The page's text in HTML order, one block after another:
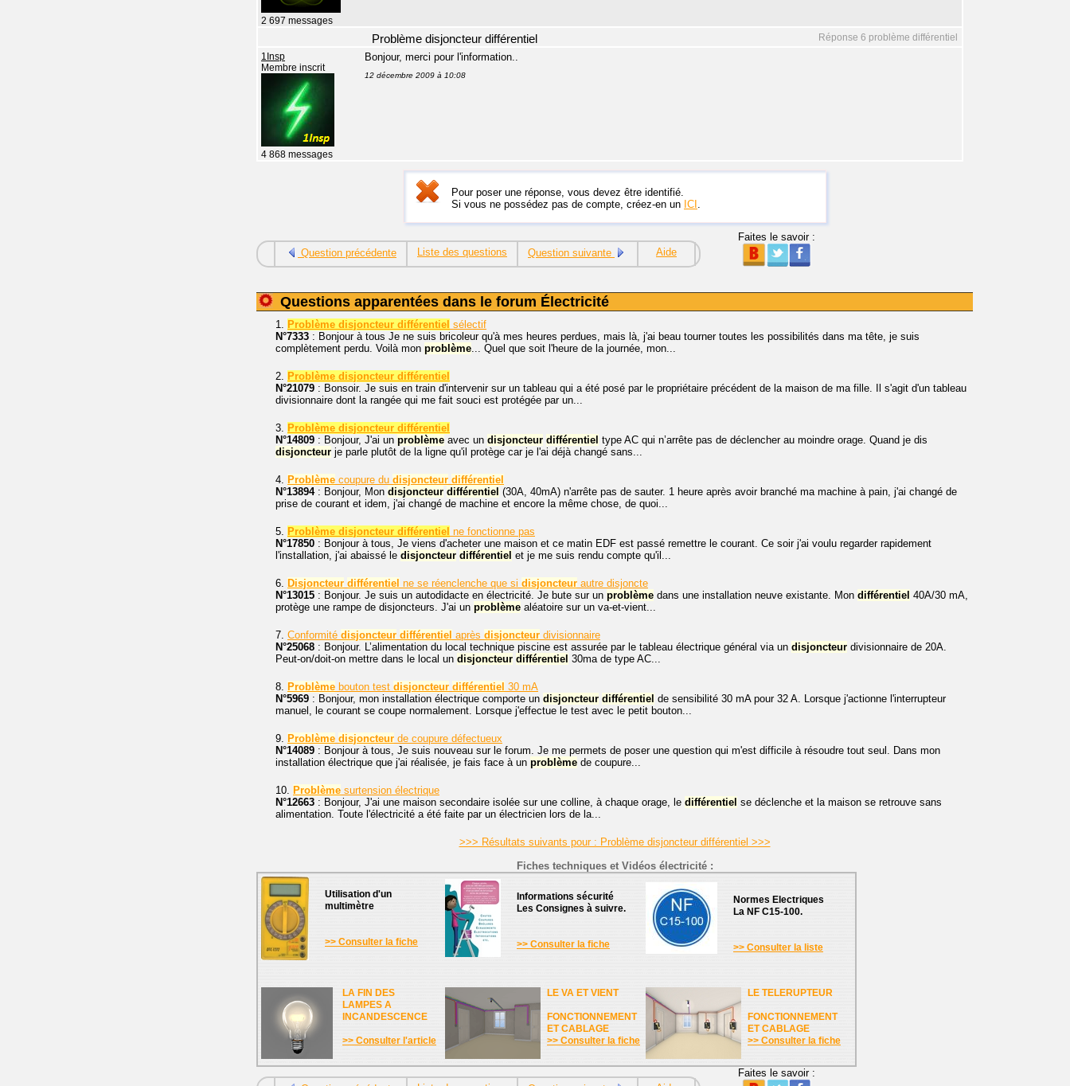
2 697 messages
Réponse 6 problème différentiel
Problème disjoncteur différentiel
1Insp
Membre inscrit
4 868 messages
Bonjour, merci pour l'information..
12 décembre 2009 à 10:08
Pour poser une réponse, vous devez être identifié.
Si vous ne possédez pas de compte, créez-en un ICI
Question précédente Liste des questions Question suivante Aide
Faites le savoir :
Questions apparentées dans le forum Électricité
1. Problème disjoncteur différentiel sélectif
N°7333 : Bonjour à tous Je ne suis bricoleur qu'à mes heures perdues, mais là, j'ai beau tourner toutes les possibilités dans ma tête, je suis
complètement perdu. Voilà mon problème ... Quel que soit l'heure de la journée, mon...
2.
Problème disjoncteur différentiel
N°21079 : Bonsoir. Je suis en train d'intervenir sur un tableau qui a été posé par le propriétaire précédent de la maison de ma fille. Il s'agit d'un tableau
divisionnaire dont la rangée qui me fait souci est protégée par un...
3.
Problème disjoncteur différentiel
N°14809 : Bonjour, J'ai un problème avec un disjoncteur différentiel type AC qui n’arrête pas de déclencher au moindre orage. Quand je dis
disjoncteur je parle plutôt de la ligne qu'il protège car je l'ai déjà changé sans...
4. Problème coupure du disjoncteur différentiel
N°13894: Bonjour, Mon disjoncteur différentiel (30A, 40mA) n'arrête pas de sauter. 1 heure après avoir branché ma machine à pain, j'ai changé de
prise de courant et idem, j'ai changé de machine et encore la même chose, de quoi...
5. Problème disjoncteur différentiel ne fonctionne pas
N°17850 : Bonjour à tous, Je viens d'acheter une maison et ce matin EDF est passé remettre le courant. Ce soir j'ai voulu regarder rapidement
l'installation, j'ai abaissé le disjoncteur différentiel et je me suis rendu compte qu'il...
6. Disjoncteur différentiel ne se réenclenche que si disjoncteur autre disjoncte
N°13015 : Bonjour. Je suis un autodidacte en électricité. Je bute sur un problème dans une installation neuve existante. Mon différentiel 40A/30 mA,
protège une rampe de disjoncteurs. J'ai un problème aléatoire sur un va-et-vient...
7. Conformité disjoncteur différentiel après disjoncteur divisionnaire
N°25068 : Bonjour. L’alimentation du local technique piscine est assurée par le tableau électrique général via un disjoncteur divisionnaire de 20A.
Peut-on/doit-on mettre dans le local un disjoncteur différentiel 30ma de type AC...
8. Problème bouton test disjoncteur différentiel 30 mA
N°5969 : Bonjour, mon installation électrique comporte un disjoncteur différentiel de sensibilité 30 mA pour 32 A. Lorsque j'actionne l'interrupteur
manuel, le courant se coupe normalement. Lorsque j'effectue le test avec le petit bouton...
9. Problème disjoncteur de coupure défectueux
N°14089 : Bonjour à tous, Je suis nouveau sur le forum. Je me permets de poser une question qui m'est difficile à résoudre tout seul. Dans mon
installation électrique que j'ai réalisée, je fais face à un problème de coupure...
10. Problème surtension électrique
N°12663 : Bonjour, J'ai une maison secondaire isolée sur une colline, à chaque orage, le différentiel se déclenche et la maison se retrouve sans
alimentation. Toute l'électricité a été faite par un électricien lors de la...
>>> Résultats suivants pour : Problème disjoncteur différentiel >>>
Fiches techniques et Vidéos électricité :
Utilisation d'un
multimètre
>> Consulter la fiche
Informations sécurité
Les Consignes à suivre.
>> Consulter la fiche
Normes Electriques
La NF C15-100.
>> Consulter la liste
LA FIN DES
LAMPES A
INCANDESCENCE
>> Consulter l'article
LE VA ET VIENT
FONCTIONNEMENT
ET CABLAGE
>> Consulter la fiche
LE TELERUPTEUR
FONCTIONNEMENT
ET CABLAGE
>> Consulter la fiche
Faites le savoir :